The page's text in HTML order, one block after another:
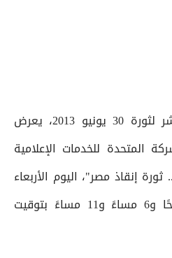
احتفالًا بالذكرى الثانية عشر لثورة 30 يونيو 2013، يعرض
المتحدة للخدمات الإعلامية
"30 يونيو.. ثورة إنقاذ مصر"، اليوم الأربعاء
في تمام الساعة 10 صباحًا و6 مساءً و11 مساءً بتوقيت